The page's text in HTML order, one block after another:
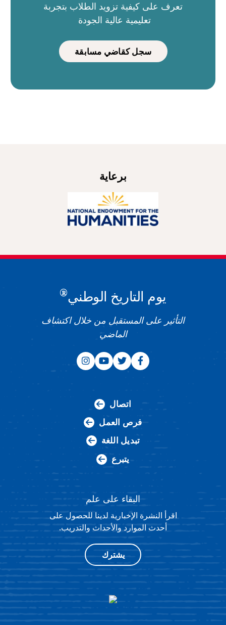
تعرف على كيفية تزويد الطلاب بتجربة
تعليمية عالية الجودة
سجل كقاضي مسابقة
برعاية
يوم التاريخ الوطني®
التأثير على المستقبل من خلال اكتشاف
الماضي
اتصال
فرص العمل
تبديل اللغة
يتبرع
البقاء على علم
اقرأ النشرة الإخبارية لدينا للحصول على
أحدث الموارد والأحداث والتدريب.
يشترك